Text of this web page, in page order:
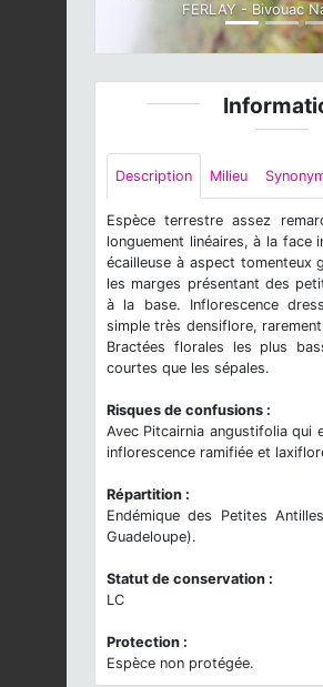
FERLAY - Bivouac
Description Milieu
Espèce terrestre assez
longuement linéaires, à la face
écailleuse à aspect tomenteux
les marges présentant des
à la base. Inflorescence
simple très densiflore,
Bractées florales les plus
courtes que les sépales.
Risques de confusions :
Avec Pitcairnia angustifolia qui
inflorescence ramifiée et
Répartition :
Endémique des Petites
Guadeloupe).
Statut de conservation :
LC
Protection :
Espèce non protégée.